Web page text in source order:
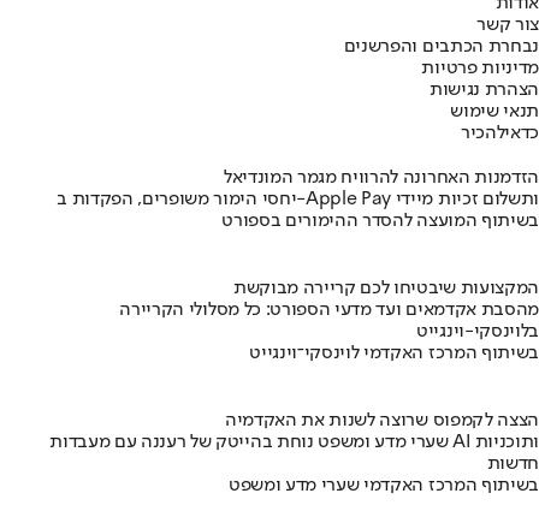
צור קשר
נבחרת הכתבים והפרשנים
מדיניות פרטיות
הצהרת נגישות
תנאי שימוש
כדאילהכיר
הזדמנות האחרונה להרוויח מגמר המונדיאל
יחסי הימור משופרים, הפקדות ב-Apple Pay ותשלום זכיות מיידי
בשיתוף המועצה להסדר ההימורים בספורט
המקצועות שיבטיחו לכם קריירה מבוקשת
מהסבת אקדמאים ועד מדעי הספורט: כל מסלולי הקריירה
בלוינסקי-וינגייט
בשיתוף המרכז האקדמי לוינסקי־וינגייט
הצצה לקמפוס שרוצה לשנות את האקדמיה
שערי מדע ומשפט נוחת בהייטק של רעננה עם מעבדות AI ותוכניות
חדשות
בשיתוף המרכז האקדמי שערי מדע ומשפט